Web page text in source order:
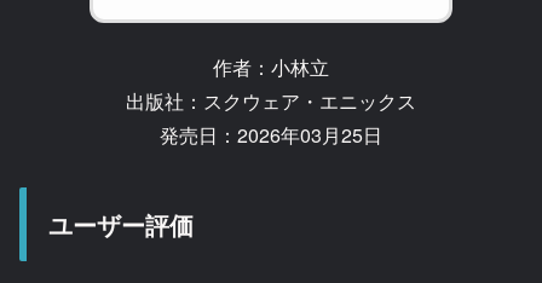
作者：小林立
出版社：スクウェア・エニックス
発売日：2026年03月25日
ユーザー評価